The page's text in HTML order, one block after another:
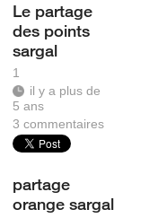
Le partage
des points
sargal
1
il y a plus de
5 ans
3commentaires
partage
orange sargal